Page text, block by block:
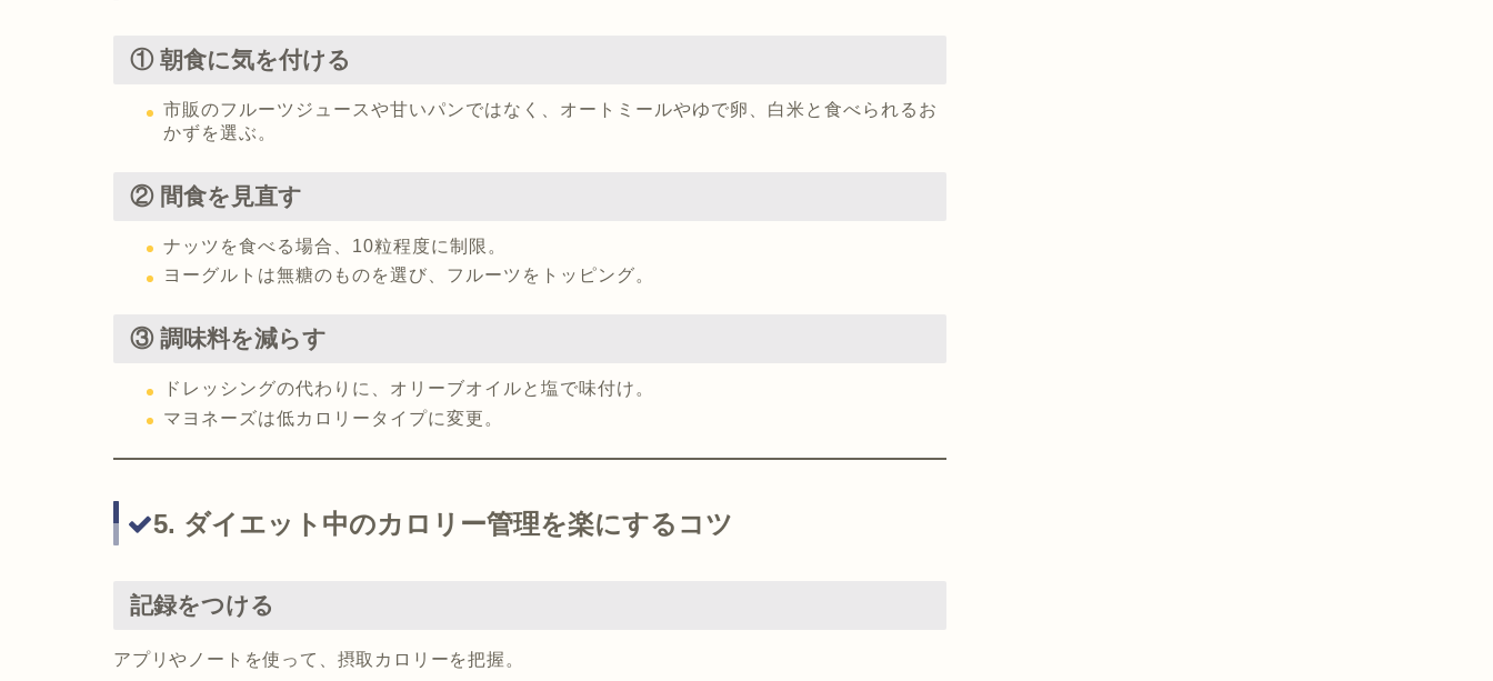
① 朝食に気を付ける
市販のフルーツジュースや甘いパンではなく、オートミールやゆで卵、白米と食べられるお
かずを選ぶ。
② 間食を見直す
ナッツを食べる場合、10粒程度に制限。
ヨーグルトは無糖のものを選び、フルーツをトッピング。
③ 調味料を減らす
ドレッシングの代わりに、オリーブオイルと塩で味付け。
マヨネーズは低カロリータイプに変更。
5. ダイエット中のカロリー管理を楽にするコツ
記録をつける
アプリやノートを使って、摂取カロリーを把握。